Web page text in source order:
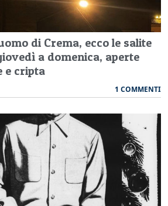
di Crema, ecco le salite
a domenica, aperte
e cripta
1 COMMENTI